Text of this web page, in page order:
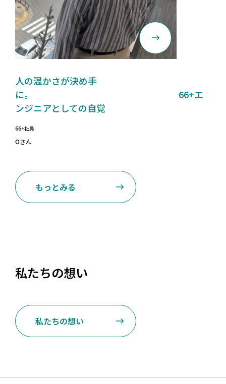
人の温かさが決め手
に。 66+エ
ンジニアとしての自覚
66+社員
Oさん
もっとみる
私たちの想い
私たちの想い